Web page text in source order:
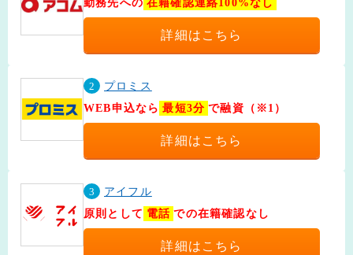
勤務先への 在籍確認連絡100%なし
詳細はこちら
2
プロミス
WEB申込なら 最短3分 で融資（※1）
詳細はこちら
3
アイフル
原則として 電話 での在籍確認なし
詳細はこちら